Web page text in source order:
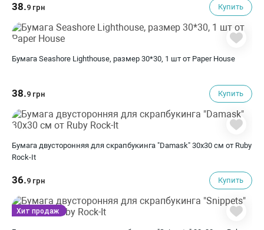
38.9 грн Купить
Бумага Seashore Lighthouse, размер 30*30, 1 шт от Paper House
38.9 грн Купить
Бумага двусторонняя для скрапбукинга "Damask" 30х30 см от Ruby
Rock-It
36.9 грн Купить
Хит продаж